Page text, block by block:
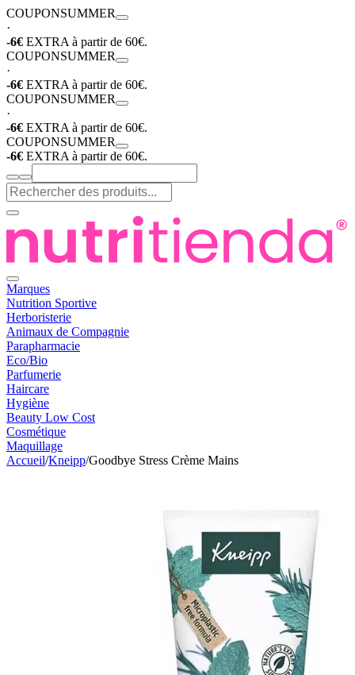
COUPONSUMMER
·
-6€ EXTRA à partir de 60€.
COUPONSUMMER
·
-6€ EXTRA à partir de 60€.
COUPONSUMMER
·
-6€ EXTRA à partir de 60€.
COUPONSUMMER
-6€ EXTRA à partir de 60€.
Marques
Nutrition Sportive
Herboristerie
Animaux de Compagnie
Parapharmacie
Eco/Bio
Parfumerie
Haircare
Hygiène
Beauty Low Cost
Cosmétique
Maquillage
Accueil/Kneipp/Goodbye Stress Crème Mains